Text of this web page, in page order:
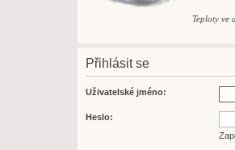
Teploty ve
Přihlásit se
Uživatelské jméno:
Heslo: